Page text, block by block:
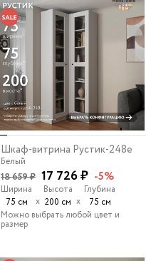
Шкаф-витрина Рустик-248e
Белый
18 659 ₽ 17 726 ₽ -5%
Ширина
75 см
х
Высота
200 см х
Глубина
75 см
Можно выбрать любой цвет и
размер